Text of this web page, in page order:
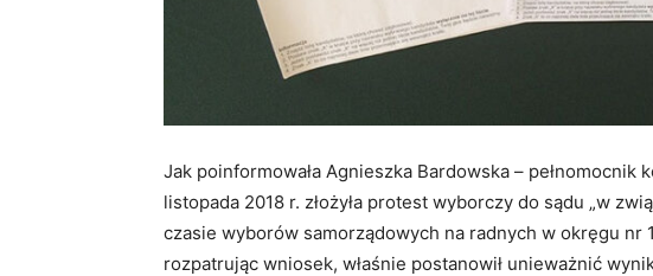
Jak poinformowała Agnieszka Bardowska –
listopada 2018 r. złożyła protest wyborczy do sądu „w
czasie wyborów samorządowych na radnych w okręgu nr
rozpatrując wniosek, właśnie postanowił unieważnić